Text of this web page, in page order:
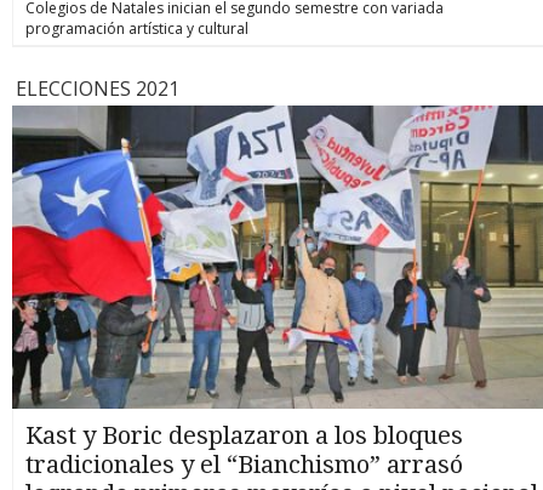
Colegios de Natales inician el segundo semestre con variada
programación artística y cultural
ELECCIONES 2021
Kast y Boric desplazaron a los bloques
tradicionales y el “Bianchismo” arrasó